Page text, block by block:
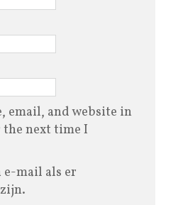
email, and website in
next time I
e-mail als er